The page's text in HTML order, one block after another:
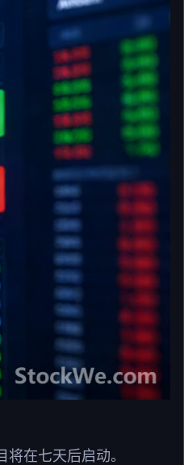
在七天后启动。